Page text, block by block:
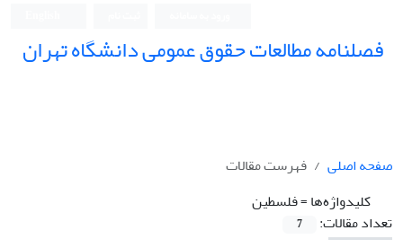
فصلنامه مطالعات حقوق عمومی دانشگاه تهران
صفحه اصلی
فهرست مقالات
کلیدواژه‌ها =فلسطین
تعداد مقالات:
7